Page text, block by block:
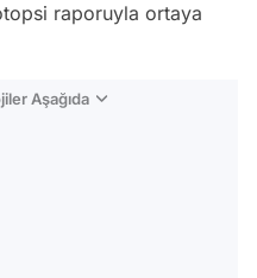
raporuyla ortaya
Aşağıda